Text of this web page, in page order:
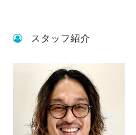
スタッフ紹介